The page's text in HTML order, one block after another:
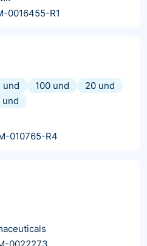
0016455-R1
und 100 und
20 und
und
010765-R4
0022273